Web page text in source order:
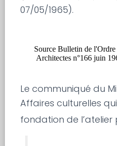
07/05/1965).
Source Bulletin de l'Ordre
Architectes n°166 juin
Le communiqué du
Affaires culturelles
fondation de l’atelier